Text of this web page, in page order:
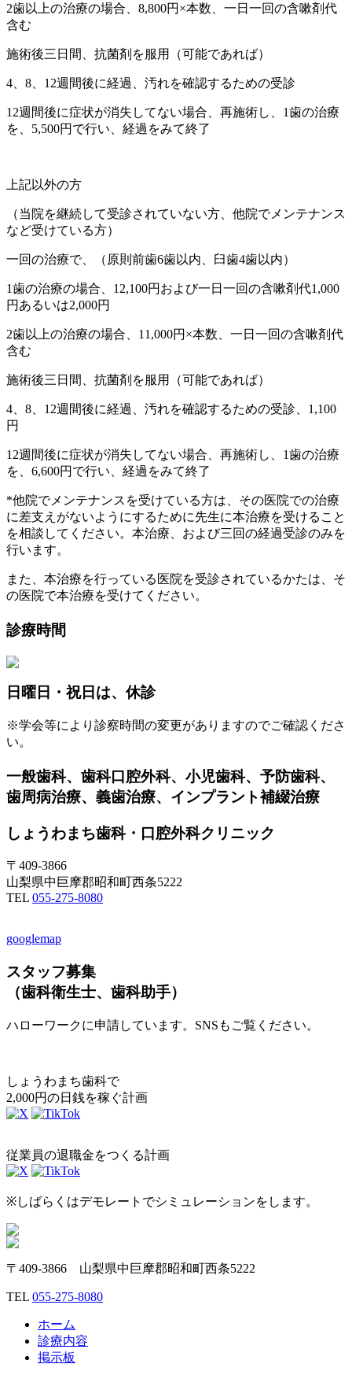
2歯以上の治療の場合、8,800円×本数、一日一回の含嗽剤代
含む
施術後三日間、抗菌剤を服用（可能であれば）
4、8、12週間後に経過、汚れを確認するための受診
12週間後に症状が消失してない場合、再施術し、1歯の治療
を、5,500円で行い、経過をみて終了
上記以外の方
（当院を継続して受診されていない方、他院でメンテナンス
など受けている方）
一回の治療で、（原則前歯6歯以内、臼歯4歯以内）
1歯の治療の場合、12,100円および一日一回の含嗽剤代1,000
円あるいは2,000円
2歯以上の治療の場合、11,000円×本数、一日一回の含嗽剤代
含む
施術後三日間、抗菌剤を服用（可能であれば）
4、8、12週間後に経過、汚れを確認するための受診、1,100
円
12週間後に症状が消失してない場合、再施術し、1歯の治療
を、6,600円で行い、経過をみて終了
*他院でメンテナンスを受けている方は、その医院での治療
に差支えがないようにするために先生に本治療を受けること
を相談してください。本治療、および三回の経過受診のみを
行います。
また、本治療を行っている医院を受診されているかたは、そ
の医院で本治療を受けてください。
診療時間
日曜日・祝日は、休診
※学会等により診察時間の変更がありますのでご確認くださ
い。
一般歯科、歯科口腔外科、小児歯科、予防歯科、
歯周病治療、義歯治療、インプラント補綴治療
しょうわまち歯科・口腔外科クリニック
〒409-3866
山梨県中巨摩郡昭和町西条5222
TEL 055-275-8080
googlemap
スタッフ募集
（歯科衛生士、歯科助手）
ハローワークに申請しています。SNSもご覧ください。
しょうわまち歯科で
2,000円の日銭を稼ぐ計画
従業員の退職金をつくる計画
※しばらくはデモレートでシミュレーションをします。
〒409-3866 山梨県中巨摩郡昭和町西条5222
TEL 055-275-8080
ホーム
診療内容
掲示板